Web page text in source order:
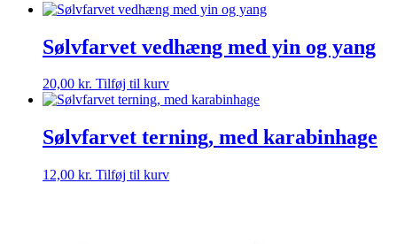
Sølvfarvet vedhæng med yin og yang
20,00 kr. Tilføj til kurv
Sølvfarvet terning, med karabinhage
12,00 kr. Tilføj til kurv